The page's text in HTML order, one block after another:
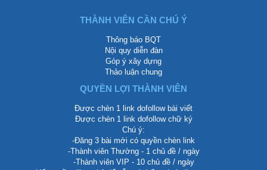
THÀNH VIÊN CẦN CHÚ Ý
Thông báo BQT
Nội quy diễn đàn
Góp ý xây dựng
Thảo luận chung
QUYỀN LỢI THÀNH VIÊN
Được chèn 1 link dofollow bài viết
Được chèn 1 link dofollow chữ ký
Chú ý:
-Đăng 3 bài mới có quyền chèn link
-Thành viên Thường - 1 chủ đề / ngày
-Thành viên VIP - 10 chủ đề / ngày